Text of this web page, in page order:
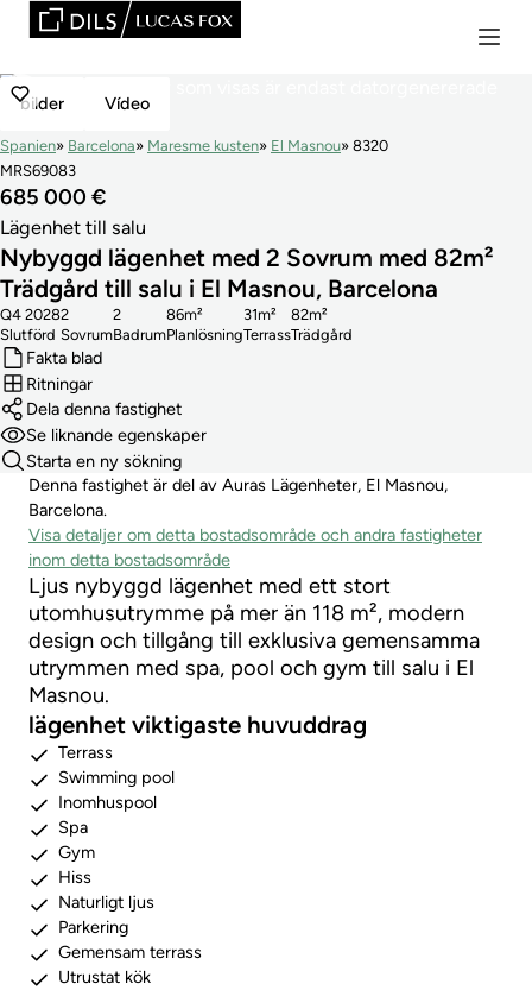
bilder Vídeo
Spanien Barcelona Maresme kusten El Masnou
8320
MRS69083
685 000 €
Lägenhet till salu
Nybyggd lägenhet med 2 Sovrum med 82m²
Trädgård till salu i El Masnou, Barcelona
Slutförd
Q4 2028
Sovrum
2
Badrum
2
Planlösning
86m²
Terrass
31m²
Trädgård
82m²
Fakta blad
Ritningar
Dela denna fastighet
Se liknande egenskaper
Starta en ny sökning
Denna fastighet är del av Auras Lägenheter, El Masnou,
Barcelona.
Visa detaljer om detta bostadsområde och andra fastigheter
inom detta bostadsområde
Ljus nybyggd lägenhet med ett stort
utomhusutrymme på mer än 118 m², modern
design och tillgång till exklusiva gemensamma
utrymmen med spa, pool och gym till salu i El
Masnou.
lägenhet viktigaste huvuddrag
Terrass
Swimming pool
Inomhuspool
Spa
Gym
Hiss
Naturligt ljus
Parkering
Gemensam terrass
Utrustat kök